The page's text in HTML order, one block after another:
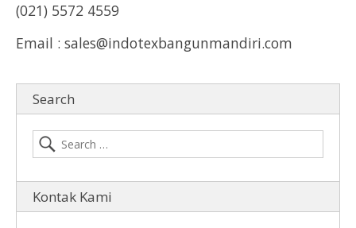
(021) 5572 4559
Email : sales@indotexbangunmandiri.com
Search
Kontak Kami